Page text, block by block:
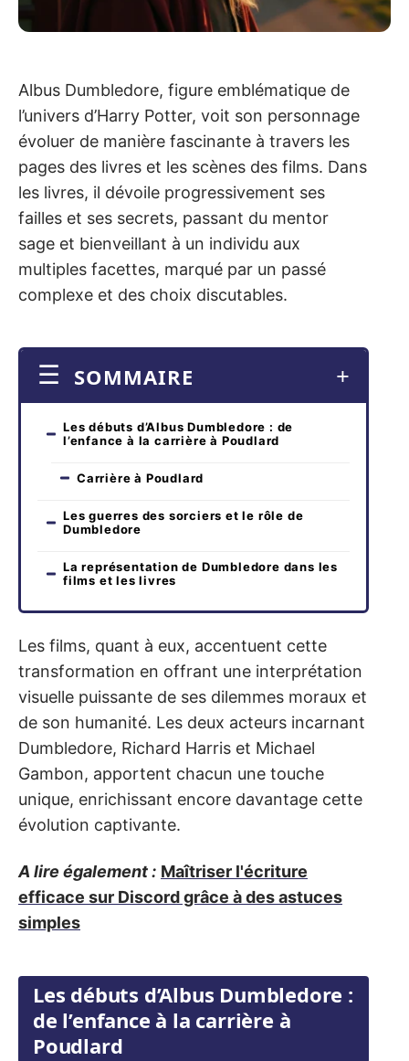
Albus Dumbledore, figure emblématique de
l’univers d’Harry Potter, voit son personnage
évoluer de manière fascinante à travers les
pages des livres et les scènes des films. Dans
les livres, il dévoile progressivement ses
failles et ses secrets, passant du mentor
sage et bienveillant à un individu aux
multiples facettes, marqué par un passé
complexe et des choix discutables.
SOMMAIRE
Les débuts d’Albus Dumbledore : de
l’enfance à la carrière à Poudlard
Carrière à Poudlard
Les guerres des sorciers et le rôle de
Dumbledore
La représentation de Dumbledore dans les
films et les livres
Les films, quant à eux, accentuent cette
transformation en offrant une interprétation
visuelle puissante de ses dilemmes moraux et
de son humanité. Les deux acteurs incarnant
Dumbledore, Richard Harris et Michael
Gambon, apportent chacun une touche
unique, enrichissant encore davantage cette
évolution captivante.
A lire également : Maîtriser l'écriture
efficace sur Discord grâce à des astuces
simples
Les débuts d’Albus Dumbledore :
de l’enfance à la carrière à
Poudlard